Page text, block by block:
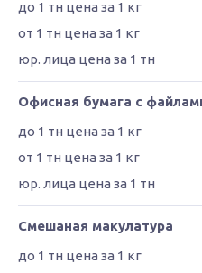
Офисная бумага с
Смешаная макулатура